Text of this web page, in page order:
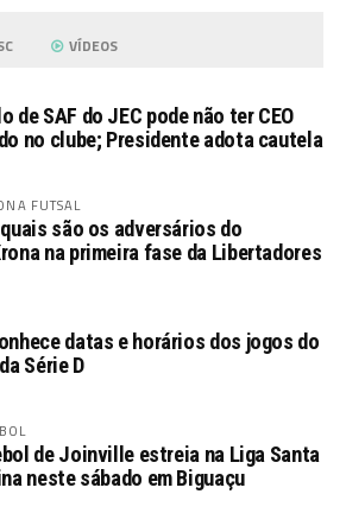
VÍDEOS
de SAF do JEC pode não ter CEO
no clube; Presidente adota cautela
FUTSAL
são os adversários do
na primeira fase da Libertadores
datas e horários dos jogos do
Série D
de Joinville estreia na Liga Santa
neste sábado em Biguaçu